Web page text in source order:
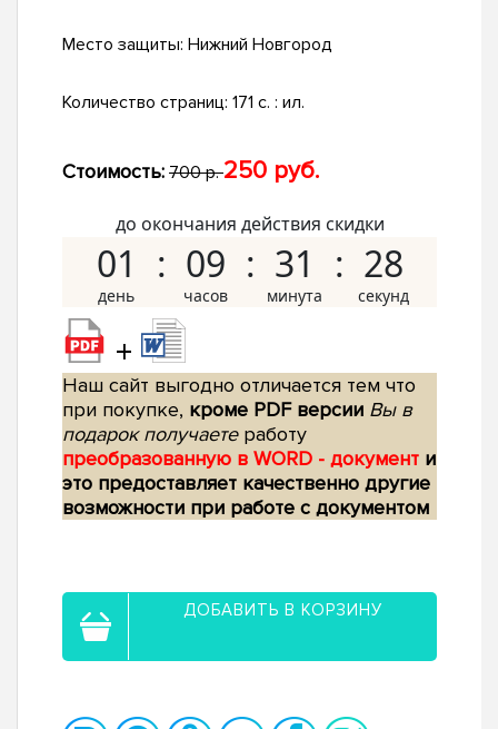
Место защиты: Нижний Новгород
Количество страниц: 171 с. : ил.
Стоимость: 700 р.250 руб.
до окончания действия скидки
01 09 31 27
+
Наш сайт выгодно отличается тем что
при покупке, кроме PDF версии Вы в
подарок получаетеработу
преобразованную в WORD - документ и
это предоставляет качественно другие
возможности при работе с документом
ДОБАВИТЬ В КОРЗИНУ